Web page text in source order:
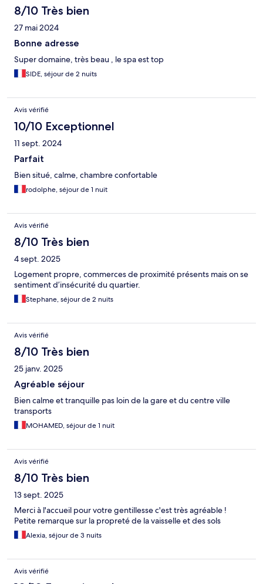
8/10 Très bien
27 mai 2024
Bonne adresse
Super domaine, très beau , le spa est top
SIDE, séjour de 2 nuits
Avis vérifié
10/10 Exceptionnel
11 sept. 2024
Parfait
Bien situé, calme, chambre confortable
rodolphe, séjour de 1 nuit
Avis vérifié
8/10 Très bien
4 sept. 2025
Logement propre, commerces de proximité présents mais on se
sentiment d’insécurité du quartier.
Stephane, séjour de 2 nuits
Avis vérifié
8/10 Très bien
25 janv. 2025
Agréable séjour
Bien calme et tranquille pas loin de la gare et du centre ville
transports
MOHAMED, séjour de 1 nuit
Avis vérifié
8/10 Très bien
13 sept. 2025
Merci à l'accueil pour votre gentillesse c'est très agréable !
Petite remarque sur la propreté de la vaisselle et des sols
Alexia, séjour de 3 nuits
Avis vérifié